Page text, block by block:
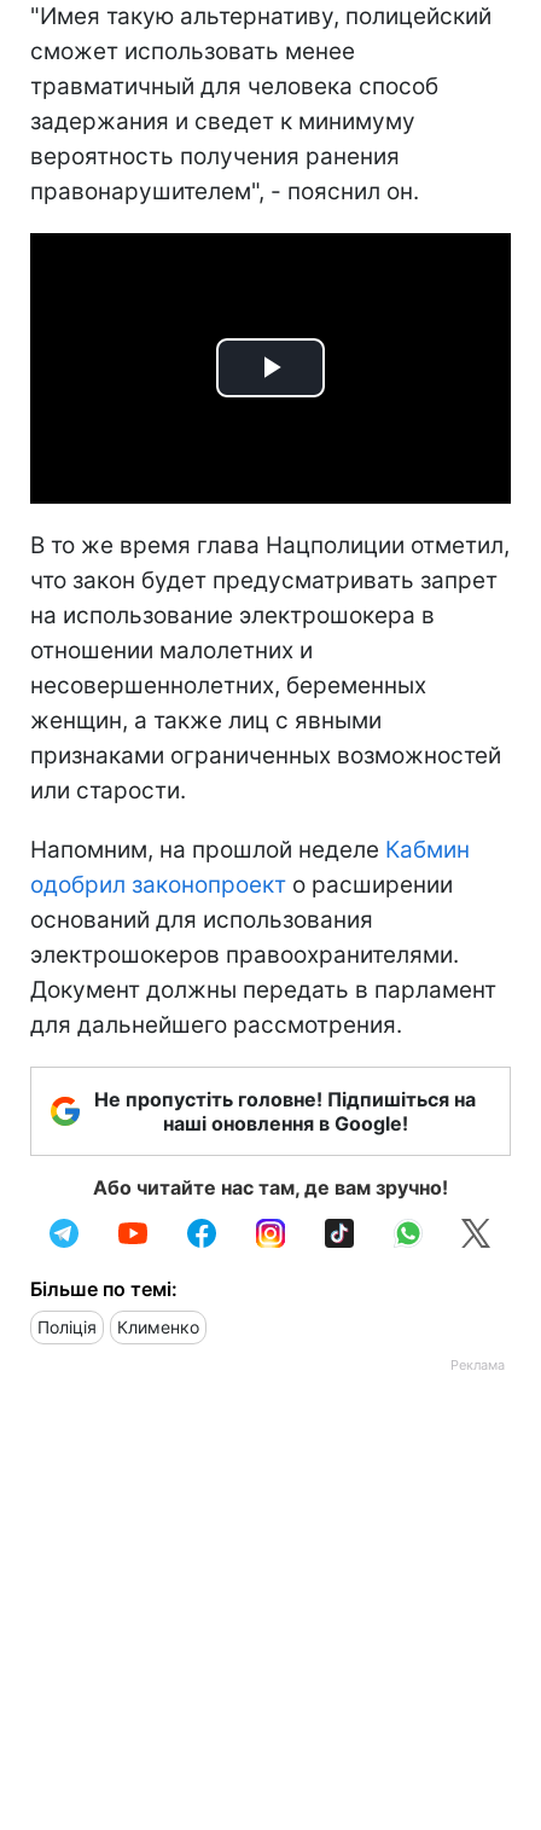
"Имея такую альтернативу, полицейский
сможет использовать менее
травматичный для человека способ
задержания и сведет к минимуму
вероятность получения ранения
правонарушителем", - пояснил он.
Play
В то же время глава Нацполиции отметил,
что закон будет предусматривать запрет
на использование электрошокера в
отношении малолетних и
несовершеннолетних, беременных
женщин, а также лиц с явными
признаками ограниченных возможностей
или старости.
Напомним, на прошлой неделе Кабмин
одобрил законопроект о расширении
оснований для использования
электрошокеров правоохранителями.
Документ должны передать в парламент
для дальнейшего рассмотрения.
Не пропустіть головне! Підпишіться на
наші оновлення в Google!
Або читайте нас там, де вам зручно!
Більше по темі:
Поліція Клименко